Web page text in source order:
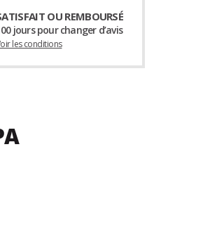
OU REMBOURSÉ
jours pour changer d’avis
les conditions